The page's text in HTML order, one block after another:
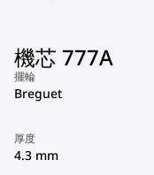
機芯 777A
擺輪
Breguet
厚度
4.3 mm